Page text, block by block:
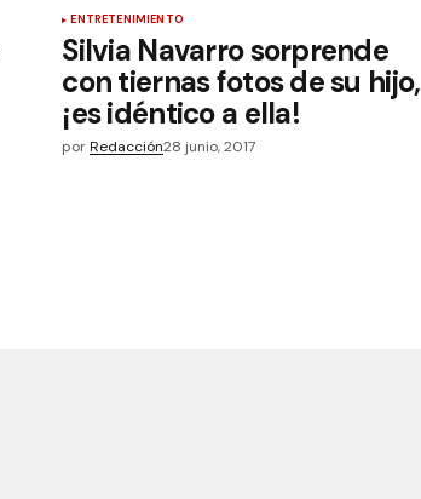
ENTRETENIMIENTO
Silvia Navarro sorprende
con tiernas fotos de su hijo,
¡es idéntico a ella!
por Redacción28 junio, 2017